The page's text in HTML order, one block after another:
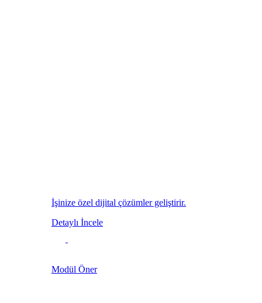
İşinize özel dijital çözümler geliştirir.
Detaylı İncele
Modül Öner